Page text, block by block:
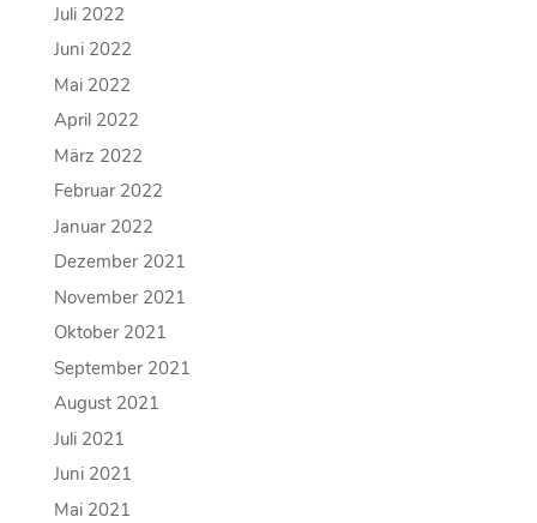
Juli 2022
Juni 2022
Mai 2022
April 2022
März 2022
Februar 2022
Januar 2022
Dezember 2021
November 2021
Oktober 2021
September 2021
August 2021
Juli 2021
Juni 2021
Mai 2021